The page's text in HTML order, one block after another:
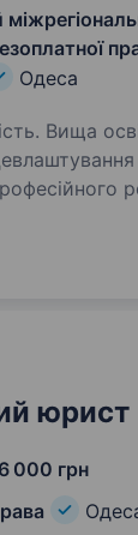
Одеса
освіта. Умови
год. Посадові
юрист
000 грн